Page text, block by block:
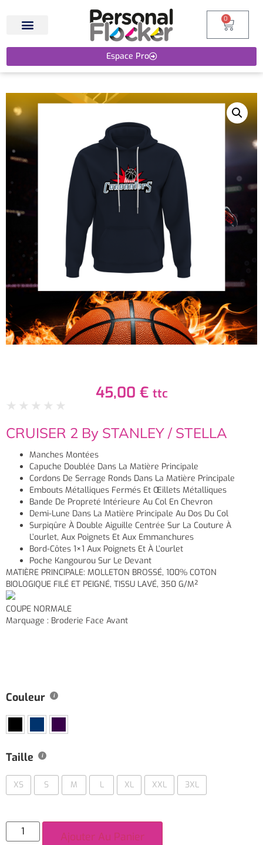
Espace Pro
0
45,00 € ttc
★ ★ ★ ★ ★
CRUISER 2 By STANLEY / STELLA
Manches Montées
Capuche Doublée Dans La Matière Principale
Cordons De Serrage Ronds Dans La Matière Principale
Embouts Métalliques Fermés Et Œillets Métalliques
Bande De Propreté Intérieure Au Col En Chevron
Demi-Lune Dans La Matière Principale Au Dos Du Col
Surpiqûre À Double Aiguille Centrée Sur La Couture À
L’ourlet, Aux Poignets Et Aux Emmanchures
Bord-Côtes 1×1 Aux Poignets Et À L’ourlet
Poche Kangourou Sur Le Devant
MATIÈRE PRINCIPALE: MOLLETON BROSSÉ, 100% COTON
BIOLOGIQUE FILÉ ET PEIGNÉ, TISSU LAVÉ, 350 G/M²
COUPE NORMALE
Marquage : Broderie Face Avant
Couleur
Taille
XS S M L XL XXL 3XL
Ajouter Au Panier